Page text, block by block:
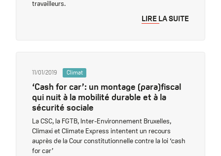
travailleurs.
LIRE LA SUITE
11/01/2019 Climat
‘Cash for car’: un montage (para)fiscal
qui nuit à la mobilité durable et à la
sécurité sociale
La CSC, la FGTB, Inter-Environnement Bruxelles,
Climaxi et Climate Express intentent un recours
auprès de la Cour constitutionnelle contre la loi ‘cash
for car’